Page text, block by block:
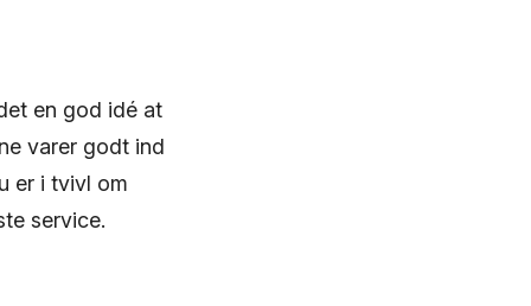
en god idé at
varer godt ind
er i tvivl om
service.